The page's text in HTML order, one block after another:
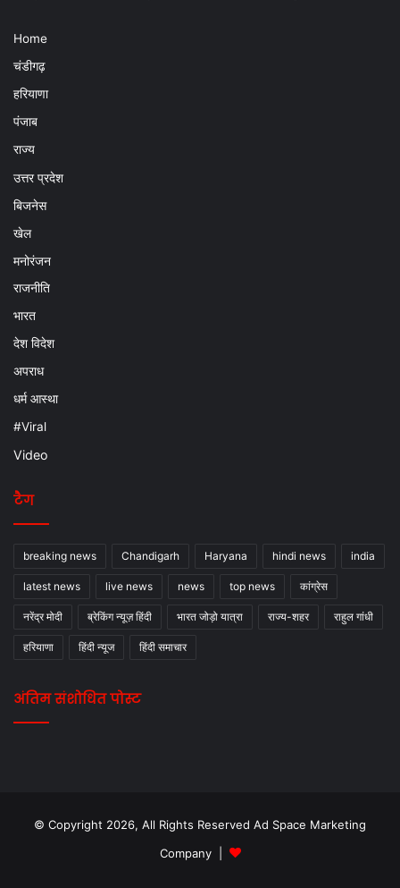
Home
चंडीगढ़
हरियाणा
पंजाब
राज्य
उत्तर प्रदेश
बिजनेस
खेल
मनोरंजन
राजनीति
भारत
देश विदेश
अपराध
धर्म आस्था
#Viral
Video
टैग
breaking news Chandigarh Haryana hindi news india
latest news live news news top news कांग्रेस
नरेंद्र मोदी ब्रेकिंग न्यूज़ हिंदी भारत जोड़ो यात्रा राज्य-शहर राहुल गांधी
हरियाणा हिंदी न्यूज हिंदी समाचार
अंतिम संशोधित पोस्ट
© Copyright 2026, All Rights Reserved Ad Space Marketing
Company |